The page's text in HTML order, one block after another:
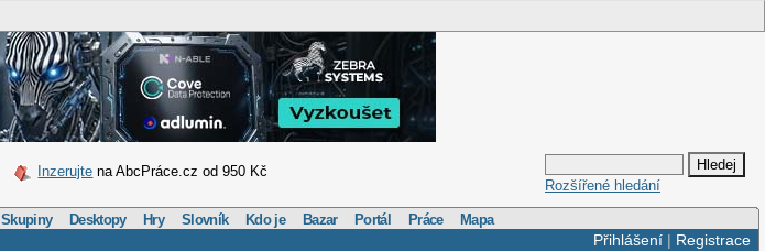
Inzerujte na AbcPráce.cz od 950 Kč
Rozšířené hledání
Skupiny Desktopy Hry Slovník Kdo je Bazar Portál Práce Mapa
Přihlášení| Registrace